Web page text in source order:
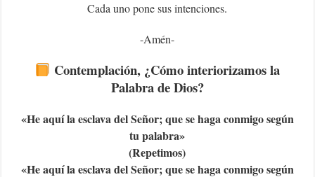
Cada uno pone sus intenciones.
-Amén-
Contemplación, ¿Cómo interiorizamos la
Palabra de Dios?
«He aquí la esclava del Señor; que se haga conmigo según
tu palabra»
(Repetimos)
«He aquí la esclava del Señor; que se haga conmigo según